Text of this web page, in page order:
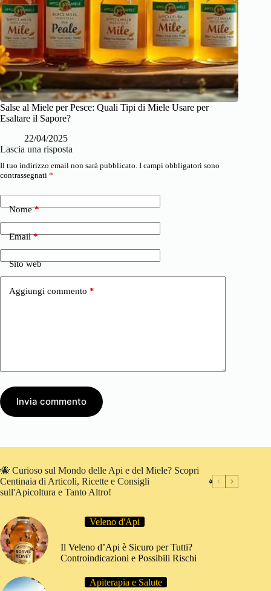
Salse al Miele per Pesce: Quali Tipi di Miele Usare per
Esaltare il Sapore?
22/04/2025
Lascia una risposta
Il tuo indirizzo email non sarà pubblicato. I campi obbligatori sono
contrassegnati *
Nome*
Email*
Sito web
Aggiungi commento *
Invia commento
🐝 Curioso sul Mondo delle Api e del Miele? Scopri
Centinaia di Articoli, Ricette e Consigli
sull'Apicoltura e Tanto Altro!
Veleno d'Api
Il Veleno d’Api è Sicuro per Tutti?
Controindicazioni e Possibili Rischi
Apiterapia e Salute